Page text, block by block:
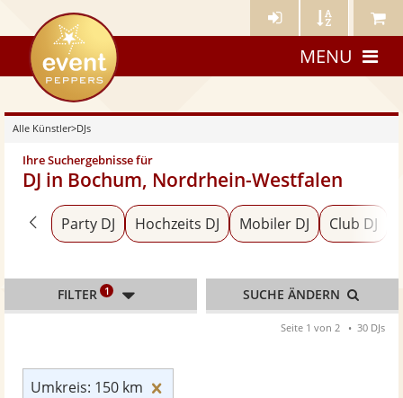
Künstler- Künstler Meine
eventpeppers
MENU
Alle Künstler>DJs
Ihre Suchergebnisse für
DJ in Bochum, Nordrhein-Westfalen
Zurück zu «Alle Künstler»
Party DJ Hochzeits DJ Mobiler DJ Club DJ
Umkreis: 150 km
FILTER 1 SUCHE ÄNDERN
Seite 1 von 2 30 DJs